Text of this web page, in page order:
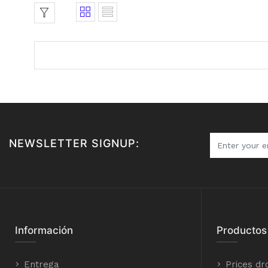
NEWSLETTER SIGNUP:
Información
Entrega
Productos
Prices